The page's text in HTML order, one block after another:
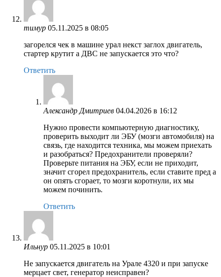
тимур 05.11.2025 в 08:05
загорелся чек в машине урал некст заглох двигатель,
стартер крутит а ДВС не запускается это что?
Ответить
Александр Дмитриев 04.04.2026 в 16:12
Нужно провести компьютерную диагностику,
проверить выходит ли ЭБУ (мозги автомобиля) на
связь, где находится техника, мы можем приехать
и разобраться? Предохранители проверяли?
Проверьте питания на ЭБУ, если не приходит,
значит сгорел предохранитель, если ставите пред а
он опять сгорает, то мозги коротнули, их мы
можем починить.
Ответить
Ильнур 05.11.2025 в 10:01
Не запускается двигатель на Урале 4320 и при запуске
мерцает свет, генератор неисправен?